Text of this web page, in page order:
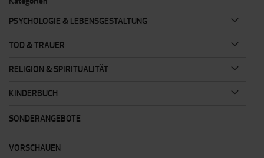
PSYCHOLOGIE & LEBENSGESTALTUNG
TOD & TRAUER
RELIGION & SPIRITUALITÄT
KINDERBUCH
SONDERANGEBOTE
VORSCHAUEN